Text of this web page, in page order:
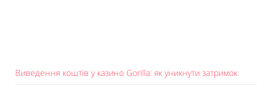
Виведення коштів у казино Gorilla: як уникнути затримок